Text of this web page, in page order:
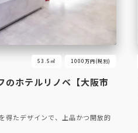
53.5㎡ 1000万円(税別)
のホテルリノベ【大阪市
得たデザインで、上品かつ開放的